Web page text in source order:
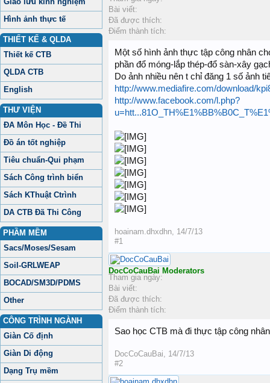
Hình ảnh thực tế
THIẾT KẾ & QLDA
Thiết kế CTB
QLDA CTB
English
THƯ VIỆN
ĐA Môn Học - Đề Thi
Đồ án tốt nghiệp
Tiêu chuẩn-Qui phạm
Sách Công trình biển
Sách KThuật Ctrình
DA CTB Đã Thi Công
PHẦM MỀM
Sacs/Moses/Sesam
Soil-GRLWEAP
BOCAD/SM3D/PDMS
Other
CÔNG TRÌNH NGÀNH
Giàn Cố định
Giàn Di động
Dạng Trụ mềm
Bài viết:
Đã được thích:
Điểm thành tích:
Một số hình ảnh thực tập công nhân
phần đổ móng-lắp thép-đổ sàn-xây
Do ảnh nhiều nên t chỉ đăng 1 số ảnh
http://www.mediafire.com/download/
http://www.facebook.com/l.php?
hoainam.dhxdhn, 14/7/13
#1
DocCoCauBai Moderators
Tham gia ngày:
Bài viết:
Đã được thích:
Điểm thành tích:
Sao học CTB mà đi thực tập công
DocCoCauBai, 14/7/13
#2